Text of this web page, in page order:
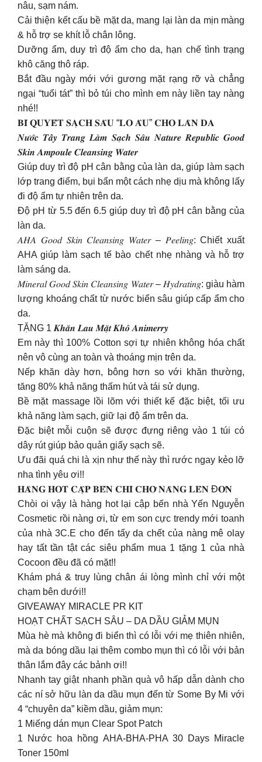
nâu, sạm nám.
Cải thiện kết cấu bề mặt da, mang lại làn da mịn màng
& hỗ trợ se khít lỗ chân lông.
Dưỡng ẩm, duy trì độ ẩm cho da, hạn chế tình trạng
khô căng thô ráp.
Bắt đầu ngày mới với gương mặt rạng rỡ và chẳng
ngại “tuổi tát” thì bỏ túi cho mình em này liền tay nàng
nhé!!
𝐁𝐈́ 𝐐𝐔𝐘𝐄̂́𝐓 𝐒𝐀̣𝐂𝐇 𝐒𝐀̂𝐔 “𝐋𝐎 𝐀̂𝐔” 𝐂𝐇𝐎 𝐋𝐀̀𝐍 𝐃𝐀
𝑵𝒖̛𝒐̛́𝒄 𝑻𝒂̂̉𝒚 𝑻𝒓𝒂𝒏𝒈 𝑳𝒂̀𝒎 𝑺𝒂̣𝒄𝒉 𝑺𝒂̂𝒖 𝑵𝒂𝒕𝒖𝒓𝒆 𝑹𝒆𝒑𝒖𝒃𝒍𝒊𝒄 𝑮𝒐𝒐𝒅
𝑺𝒌𝒊𝒏 𝑨𝒎𝒑𝒐𝒖𝒍𝒆 𝑪𝒍𝒆𝒂𝒏𝒔𝒊𝒏𝒈 𝑾𝒂𝒕𝒆𝒓
Giúp duy trì độ pH cân bằng của làn da, giúp làm sạch
lớp trang điểm, bụi bẩn một cách nhẹ dịu mà không lấy
đi độ ẩm tự nhiên trên da.
Độ pH từ 5.5 đến 6.5 giúp duy trì độ pH cân bằng của
làn da.
𝐴𝐻𝐴 𝐺𝑜𝑜𝑑 𝑆𝑘𝑖𝑛 𝐶𝑙𝑒𝑎𝑛𝑠𝑖𝑛𝑔 𝑊𝑎𝑡𝑒𝑟 – 𝑃𝑒𝑒𝑙𝑖𝑛𝑔: Chiết xuất
AHA giúp làm sạch tế bào chết nhẹ nhàng và hỗ trợ
làm sáng da.
𝑀𝑖𝑛𝑒𝑟𝑎𝑙 𝐺𝑜𝑜𝑑 𝑆𝑘𝑖𝑛 𝐶𝑙𝑒𝑎𝑛𝑠𝑖𝑛𝑔 𝑊𝑎𝑡𝑒𝑟 – 𝐻𝑦𝑑𝑟𝑎𝑡𝑖𝑛𝑔: giàu hàm
lượng khoáng chất từ nước biển sâu giúp cấp ẩm cho
da.
TẶNG 1 𝑲𝒉𝒂̆𝒏 𝑳𝒂𝒖 𝑴𝒂̣̆𝒕 𝑲𝒉𝒐̂ 𝑨𝒏𝒊𝒎𝒆𝒓𝒓𝒚
Em này thì 100% Cotton sợi tự nhiên không hóa chất
nên vô cùng an toàn và thoáng mịn trên da.
Nếp khăn dày hơn, bông hơn so với khăn thường,
tăng 80% khả năng thấm hút và tái sử dụng.
Bề mặt massage lồi lõm với thiết kế đặc biệt, tối ưu
khả năng làm sạch, giữ lại độ ẩm trên da.
Đặc biệt mỗi cuộn sẽ được đựng riêng vào 1 túi có
dây rút giúp bảo quản giấy sạch sẽ.
Ưu đãi quá chi là xịn như thế này thì rước ngay kẻo lỡ
nha tình yêu ơi!!
𝐇𝐀̀𝐍𝐆 𝐇𝐎𝐓 𝐂𝐀̣̂𝐏 𝐁𝐄̂́𝐍 𝐂𝐇𝐈̉ 𝐂𝐇𝐎̛̀ 𝐍𝐀̀𝐍𝐆 𝐋𝐄̂𝐍 Đ𝐎̛𝐍 ️
Chòi oi vậy là hàng hot lại cập bến nhà Yến Nguyễn
Cosmetic rồi nàng ơi, từ em son cực trendy mới toanh
của nhà 3C.E cho đến tẩy da chết của nàng mê olay
hay tất tần tật các siêu phẩm mua 1 tặng 1 của nhà
Cocoon đều đã có mặt!!
Khám phá & truy lùng chân ái lòng mình chỉ với một
chạm bên dưới!!
GIVEAWAY MIRACLE PR KIT
HOẠT CHẤT SẠCH SÂU – DA DẦU GIẢM MỤN
Mùa hè mà không đi biển thì có lỗi với mẹ thiên nhiên,
mà da bóng dầu lại thêm combo mụn thì có lỗi với bản
thân lắm đây các bảnh ơi!!
Nhanh tay giật nhanh phần quà vô hấp dẫn dành cho
các ní sở hữu làn da dầu mụn đến từ Some By Mi với
4 “chuyên da” kiềm dầu, giảm mụn:
1 Miếng dán mụn Clear Spot Patch
1 Nước hoa hồng AHA-BHA-PHA 30 Days Miracle
Toner 150ml